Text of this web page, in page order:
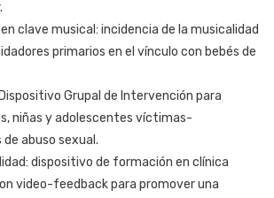
clave musical: incidencia de la musicalidad
primarios en el vínculo con bebés de
Grupal de Intervención para
niñas y adolescentes víctimas-
abuso sexual.
dispositivo de formación en clínica
video-feedback para promover una